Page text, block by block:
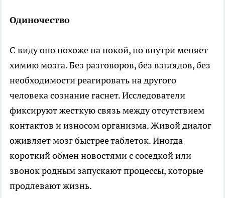
Одиночество
С виду оно похоже на покой, но внутри меняет
химию мозга. Без разговоров, без взглядов, без
необходимости реагировать на другого
человека сознание гаснет. Исследователи
фиксируют жесткую связь между отсутствием
контактов и износом организма. Живой диалог
оживляет мозг быстрее таблеток. Иногда
короткий обмен новостями с соседкой или
звонок родным запускают процессы, которые
продлевают жизнь.